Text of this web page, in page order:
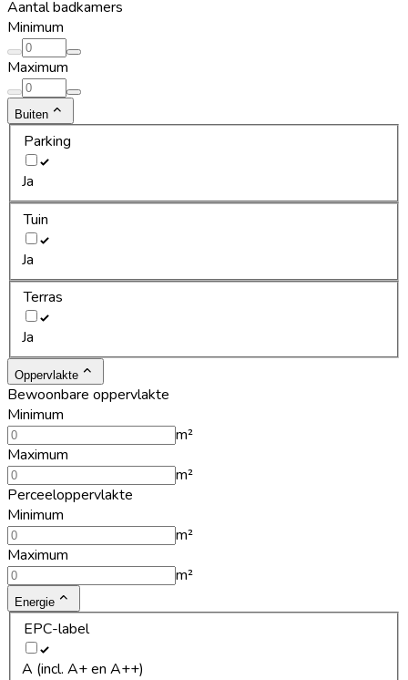
Aantal badkamers
Minimum
Maximum
Buiten
Parking
Ja
Tuin
Ja
Terras
Ja
Oppervlakte
Bewoonbare oppervlakte
Minimum
m²
Maximum
m²
Perceeloppervlakte
Minimum
m²
Maximum
m²
Energie
EPC-label
A (incl. A+ en A++)